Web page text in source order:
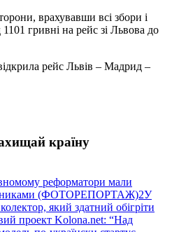
врахувавши всі збори і
гривні на рейс зі Львова до
рейс Львів – Мадрид –
країну
реформатори мали
(ФОТОРЕПОРТАЖ)2У
який здатний обігріти
проект Kolona.net: “Над